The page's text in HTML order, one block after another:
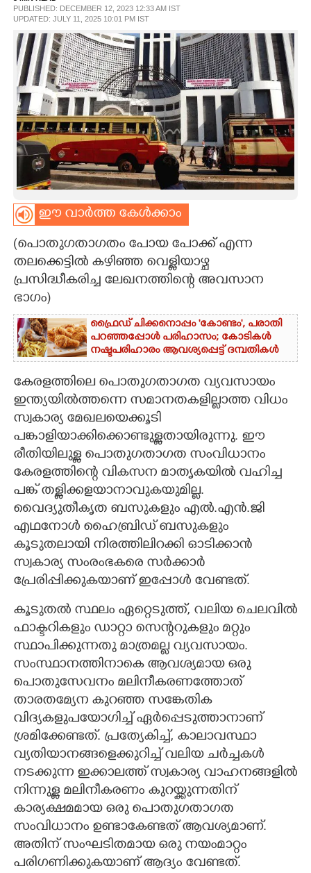
SPIRITUAL
INFO+
ART
ASTRO
LITERATURE
ZOOM
CONTACT US
PUBLISHED: DECEMBER 12, 2023 12:33 AM IST
UPDATED: JULY 11, 2025 10:01 PM IST
ഈ വാർത്ത കേൾക്കാം
(പൊതുഗതാഗതം പോയ പോക്ക് എന്ന
തലക്കെട്ടിൽ കഴിഞ്ഞ വെള്ളിയാഴ്ച
പ്രസിദ്ധീകരിച്ച ലേഖനത്തിന്റെ അവസാന
ഭാഗം)​
ഫ്രൈഡ് ചിക്കനൊപ്പം 'കോണ്ടം',​ പരാതി
പറഞ്ഞപ്പോൾ പരിഹാസം; കോടികൾ
നഷ്ടപരിഹാരം ആവശ്യപ്പെട്ട് ദമ്പതികൾ
കേരളത്തിലെ പൊതുഗതാഗത വ്യവസായം
ഇന്ത്യയിൽത്തന്നെ സമാനതകളില്ലാത്ത വിധം
സ്വകാര്യ മേഖലയെക്കൂടി
പങ്കാളിയാക്കിക്കൊണ്ടുള്ളതായിരുന്നു. ഈ
രീതിയിലുള്ള പൊതുഗതാഗത സംവിധാനം
കേരളത്തിന്റെ വികസന മാതൃകയിൽ വഹിച്ച
പങ്ക് തള്ളിക്കളയാനാവുകയുമില്ല.
വൈദ്യുതീകൃത ബസുകളും എൽ.എൻ.ജി
എഥനോൾ ഹൈബ്രിഡ് ബസുകളും
കൂടുതലായി നിരത്തിലിറക്കി ഓടിക്കാൻ
സ്വകാര്യ സംരംഭകരെ സർക്കാർ
പ്രേരിപ്പിക്കുകയാണ് ഇപ്പോൾ വേണ്ടത്.
കൂടുതൽ സ്ഥലം ഏറ്റെടുത്ത്,​ വലിയ ചെലവിൽ
ഫാക്ടറികളും ഡാറ്റാ സെന്ററുകളും മറ്റും
സ്ഥാപിക്കുന്നതു മാത്രമല്ല വ്യവസായം.
സംസ്ഥാനത്തിനാകെ ആവശ്യമായ ഒരു
പൊതുസേവനം മലിനീകരണത്തോത്
താരതമ്യേന കുറഞ്ഞ സങ്കേതിക
വിദ്യകളുപയോഗിച്ച് ഏർപ്പെടുത്താനാണ്
ശ്രമിക്കേണ്ടത്. പ്രത്യേകിച്ച്,​ കാലാവസ്ഥാ
വ്യതിയാനങ്ങളെക്കുറിച്ച് വലിയ ചർച്ചകൾ
നടക്കുന്ന ഇക്കാലത്ത് സ്വകാര്യ വാഹനങ്ങളിൽ
നിന്നുള്ള മലിനീകരണം കുറയ്ക്കുന്നതിന്
കാര്യക്ഷമമായ ഒരു പൊതുഗതാഗത
സംവിധാനം ഉണ്ടാകേണ്ടത് ആവശ്യമാണ്.
അതിന് സംഘടിതമായ ഒരു നയംമാറ്റം
പരിഗണിക്കുകയാണ് ആദ്യം വേണ്ടത്.